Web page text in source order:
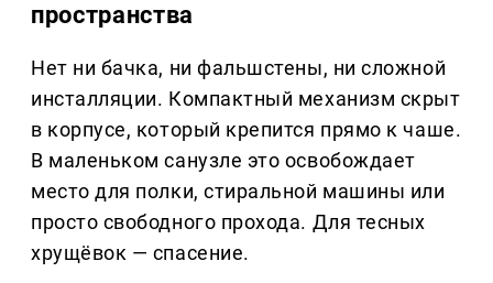
пространства
Нет ни бачка, ни фальшстены, ни сложной
инсталляции. Компактный механизм скрыт
в корпусе, который крепится прямо к чаше.
В маленьком санузле это освобождает
место для полки, стиральной машины или
просто свободного прохода. Для тесных
хрущёвок — спасение.